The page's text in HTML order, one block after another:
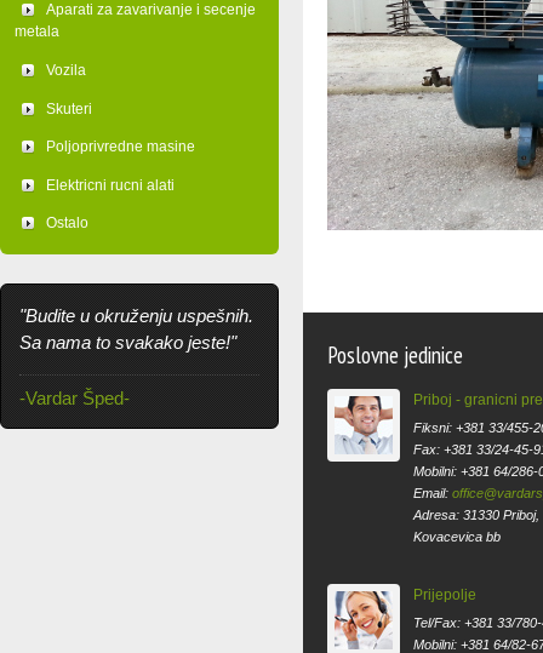
Poslovne jedinice
Priboj - granicni
Fiksni: +381 33/455-
Fax: +381 33/24-45-
Mobilni: +381 64/286-
Email:
Adresa: 31330 Priboj,
Kovacevica bb
Prijepolje
Tel/Fax: +381 33/
Mobilni: +381 64/82-
Aparati za zavarivanje i secenje
metala
Vozila
Skuteri
Poljoprivredne masine
Elektricni rucni alati
Ostalo
"Budite u okruženju uspešnih.
Sa nama to svakako jeste!"
-Vardar Šped-